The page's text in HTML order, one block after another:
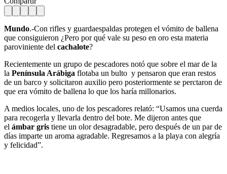
Mundo.-Con rifles y guardaespaldas protegen el vómito de ballena
que consiguieron ¿Pero por qué vale su peso en oro esta materia
paroviniente del cachalote?
Recientemente un grupo de pescadores notó que sobre el mar de la
la Península Arábiga flotaba un bulto y pensaron que eran restos
de un barco y solicitaron auxilio pero posteriormente se perctaron de
que era vómito de ballena lo que los haría millonarios.
A medios locales, uno de los pescadores relató: “Usamos una cuerda
para recogerla y llevarla dentro del bote. Me dijeron antes que
el ámbar gris tiene un olor desagradable, pero después de un par de
días imparte un aroma agradable. Regresamos a la playa con alegría
y felicidad”.